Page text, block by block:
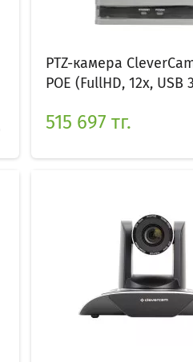
PTZ-камера
POE (FullHD, 12x, USB
515 697 тг.